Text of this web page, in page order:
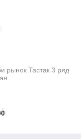
рынок Тастак 3 ряд